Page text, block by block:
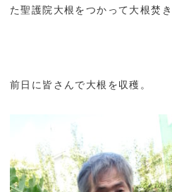
た聖護院大根をつかって大根焚
前日に皆さんで大根を収穫。